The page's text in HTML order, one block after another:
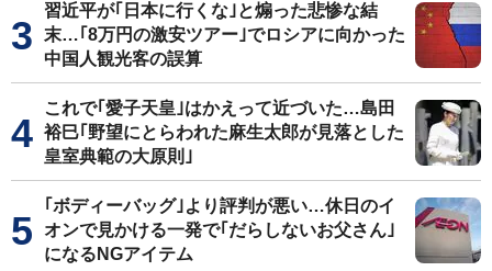
習近平が｢日本に行くな｣と煽った悲惨な結
末…｢8万円の激安ツアー｣でロシアに向かった
中国人観光客の誤算
これで｢愛子天皇｣はかえって近づいた…島田
裕巳｢野望にとらわれた麻生太郎が見落とした
皇室典範の大原則｣
｢ボディーバッグ｣より評判が悪い…休日のイ
オンで見かける一発で｢だらしないお父さん｣
になるNGアイテム